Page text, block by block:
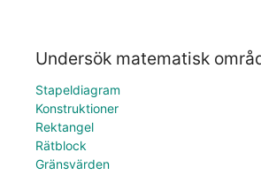
Undersök matematisk
Stapeldiagram
Konstruktioner
Rektangel
Rätblock
Gränsvärden